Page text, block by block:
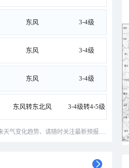
东风 3-4级
东风 3-4级
东风 3-4级
东风转东北风 3-4级转4-5级
气变化趋势、请随时关注最新预报.....